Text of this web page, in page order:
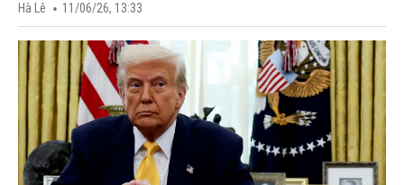
Hà Lê 11/06/26, 13:33